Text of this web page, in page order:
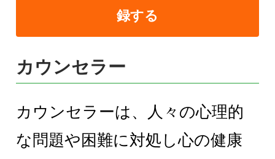
録する
カウンセラー
カウンセラーは、人々の心理的
な問題や困難に対処し心の健康